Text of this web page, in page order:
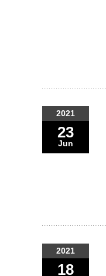
2021
23
Jun
2021
18